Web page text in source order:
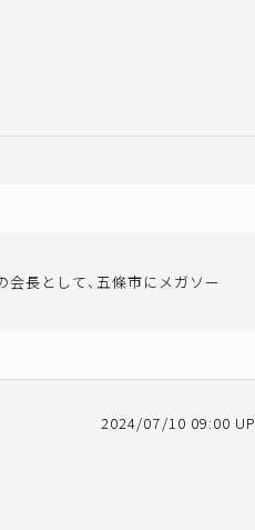
長として、五條市にメガソー
2024/07/10 09:00 UP